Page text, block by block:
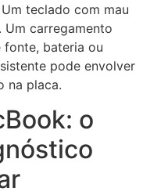
teclado com mau
carregamento
fonte, bateria ou
pode envolver
na placa.
o